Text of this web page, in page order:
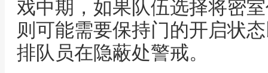
戏中期，如果队伍选择将密
则可能需要保持门的开启状
排队员在隐蔽处警戒。